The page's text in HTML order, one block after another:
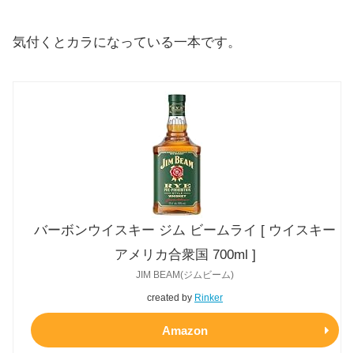
気付くとカラになっている一本です。
バーボンウイスキー ジム ビームライ [ ウイスキー
アメリカ合衆国 700ml ]
created by Rinker
JIM BEAM(ジムビーム)
Amazon